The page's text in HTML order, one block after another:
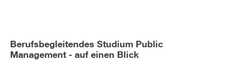
Berufsbegleitendes Studium Public
Management - auf einen Blick